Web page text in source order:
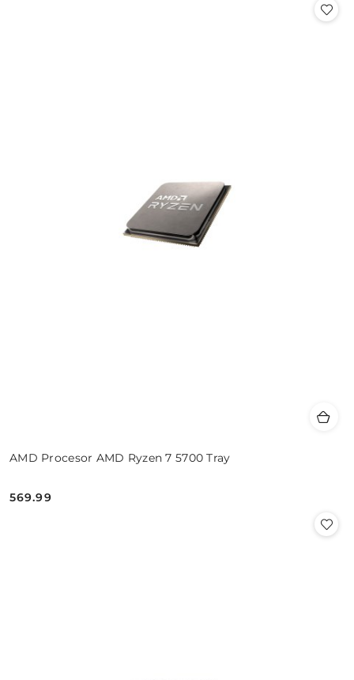
AMD Procesor AMD Ryzen 7 5700 Tray
Cena:
569.99